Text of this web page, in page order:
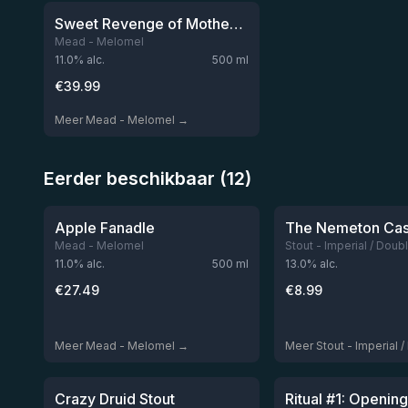
Sweet Revenge of Mother Nature
Mead - Melomel
11.0% alc. 500 ml
€39.99
Meer Mead - Melomel →
Eerder beschikbaar (12)
★4.24
Apple Fanadle
Mead - Melomel
11.0% alc. 500 ml
€27.49
Meer Mead - Melomel →
Niet
Stout - Imperial /
13.0% alc.
€8.99
Meer Stout - Imperial
Niet op voorraad
★3.94
Crazy Druid Stout Niet
★3.92